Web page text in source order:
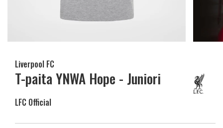
Liverpool FC
T-paita YNWA Hope - Juniori
LFC Official